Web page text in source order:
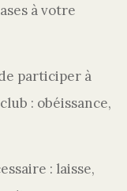
à votre
participer à
: obéissance,
: laisse,